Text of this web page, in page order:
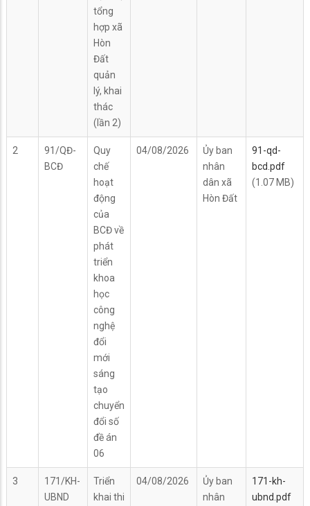
tổng
hợp xã
Hòn
Đất
quản
lý, khai
thác
(lần 2)
2
91/QĐ-
BCĐ
Quy
chế
hoạt
động
của
BCĐ về
phát
triển
khoa
học
công
nghệ
đổi
mới
sáng
tạo
chuyển
đổi số
đề án
06
04/08/2026
Ủy ban
nhân
dân xã
Hòn Đất
91-qd-
bcd.pdf
(1.07 MB)
3
171/KH-
UBND
Triển
khai thi
04/08/2026
Ủy ban
nhân
171-kh-
ubnd.pdf